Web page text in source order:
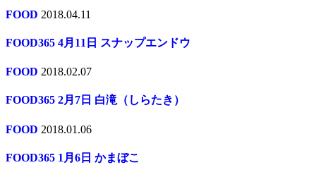
FOOD 2018.04.11
FOOD365 4月11日 スナップエンドウ
FOOD 2018.02.07
FOOD365 2月7日 白滝（しらたき）
FOOD 2018.01.06
FOOD365 1月6日 かまぼこ